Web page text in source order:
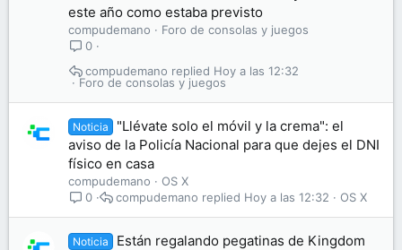
este año como estaba previsto
compudemano
Foro de consolas y juegos
0
Foro de consolas y juegos
Hoy a las 12:32
compudemano
Noticia
"Llévate solo el móvil y la crema": el
aviso de la Policía Nacional para que dejes el DNI
físico en casa
compudemano
OS X
0
OS X
Hoy a las 12:32
compudemano
Noticia
Están regalando pegatinas de Kingdom